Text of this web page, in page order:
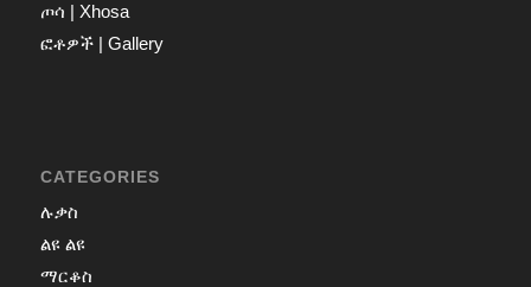
ጦሳ | Xhosa
ፎቶዎች | Gallery
CATEGORIES
ሉቃስ
ልዩ ልዩ
ማርቆስ